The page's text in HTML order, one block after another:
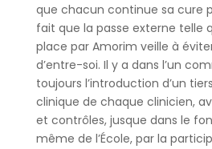
que chacun continue sa cure
fait que la passe externe telle
place par Amorim veille à
d’entre-soi. Il y a dans l’un
toujours l’introduction d’un
clinique de chaque clinicien,
et contrôles, jusque dans le
même de l’École, par la